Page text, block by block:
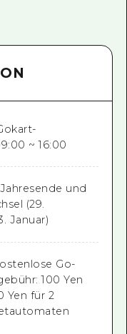
~ 16:00
und
(29.
Januar)
Go-
100 Yen
Yen für 2